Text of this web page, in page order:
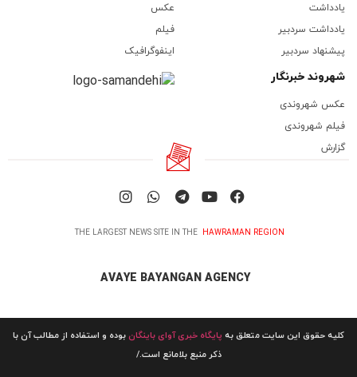
یادداشت
یادداشت سردبیر
پیشنهاد سردبیر
عکس
فیلم
اینفوگرافیک
شهروند خبرنگار
عکس شهروندی
فیلم شهروندی
گزارش
THE LARGEST NEWS SITE IN THE HAWRAMAN REGION
AVAYE BAYANGAN AGENCY
کلیه حقوق این سایت متعلق به پایگاه خبری آوای باینگانبوده و استفاده از مطالب آن با
ذکر منبع بلامانع است./